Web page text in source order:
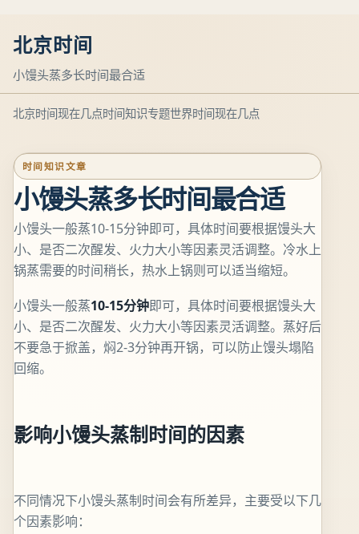
北京时间
小馒头蒸多长时间最合适
北京时间现在几点时间知识专题世界时间现在几点
时间知识文章
小馒头蒸多长时间最合适
小馒头一般蒸10-15分钟即可，具体时间要根据馒头大
小、是否二次醒发、火力大小等因素灵活调整。冷水上
锅蒸需要的时间稍长，热水上锅则可以适当缩短。
小馒头一般蒸10-15分钟即可，具体时间要根据馒头大
小、是否二次醒发、火力大小等因素灵活调整。蒸好后
不要急于掀盖，焖2-3分钟再开锅，可以防止馒头塌陷
回缩。
影响小馒头蒸制时间的因素
不同情况下小馒头蒸制时间会有所差异，主要受以下几
个因素影响：